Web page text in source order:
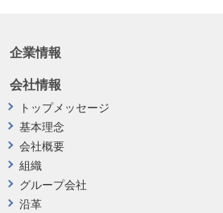
企業情報
会社情報
トップメッセージ
基本理念
会社概要
組織
グループ会社
沿革